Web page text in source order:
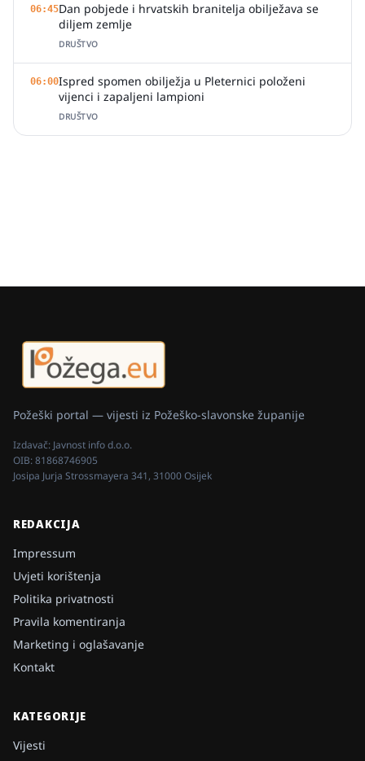
06:45Dan pobjede i hrvatskih branitelja obilježava se
diljem zemlje
DRUŠTVO
06:00Ispred spomen obilježja u Pleternici položeni
vijenci i zapaljeni lampioni
DRUŠTVO
Požeški portal — vijesti iz Požeško-slavonske županije
Izdavač: Javnost info d.o.o.
OIB:81868746905
Josipa Jurja Strossmayera 341, 31000 Osijek
REDAKCIJA
Impressum
Uvjeti korištenja
Politika privatnosti
Pravila komentiranja
Marketing i oglašavanje
Kontakt
KATEGORIJE
Vijesti